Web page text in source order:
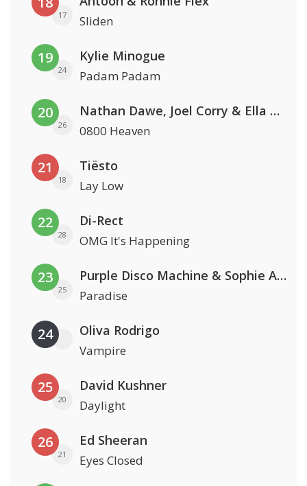
17 Sliden
19
24
Kylie Minogue
Padam Padam
20
26
Nathan Dawe, Joel Corry & Ella Henderson
0800 Heaven
21
18
Tiësto
Lay Low
22
28
Di-Rect
OMG It's Happening
23
25
Purple Disco Machine & Sophie And The Giants
Paradise
24 Oliva Rodrigo
Vampire
25
20
David Kushner
Daylight
26
21
Ed Sheeran
Eyes Closed